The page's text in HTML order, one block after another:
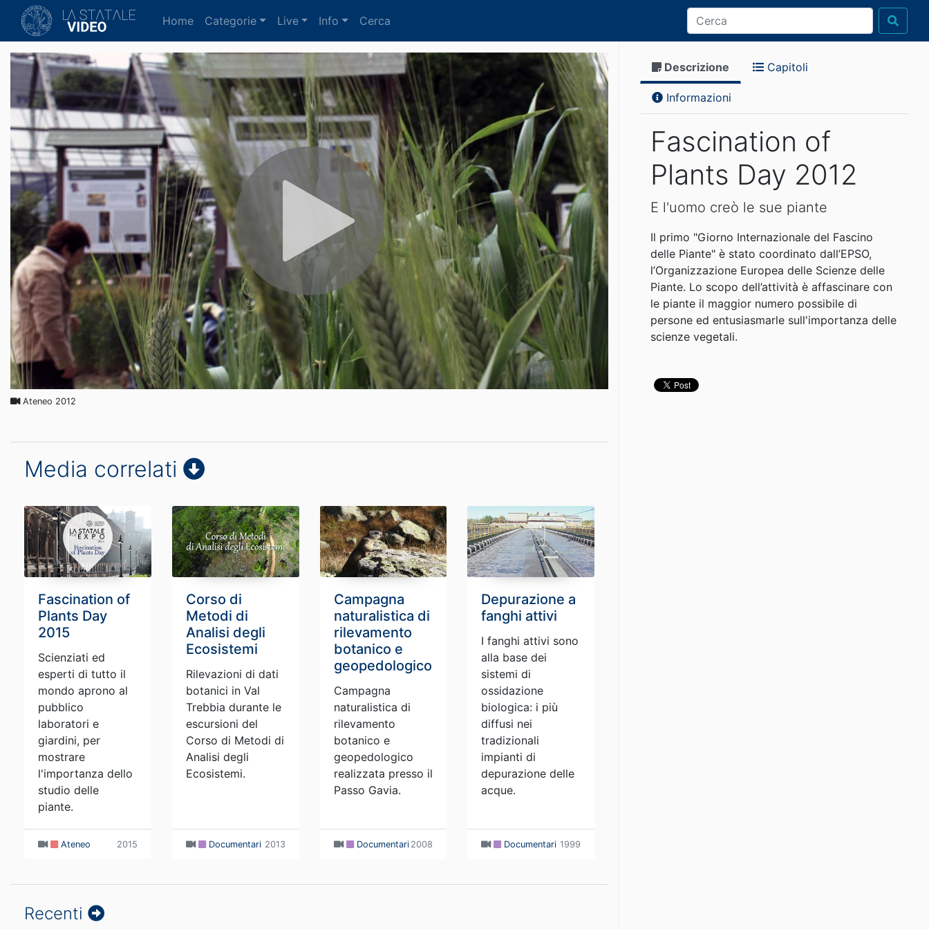
Home(current)
Categorie Live Info Cerca
Ateneo 2012
Media correlati
Fascination of
Plants Day
2015
Scienziati ed
esperti di tutto il
mondo aprono al
pubblico
laboratori e
giardini, per
mostrare
l'importanza dello
studio delle
piante.
Ateneo 2015
Corso di
Metodi di
Analisi degli
Ecosistemi
Rilevazioni di dati
botanici in Val
Trebbia durante le
escursioni del
Corso di Metodi di
Analisi degli
Ecosistemi.
Documentari 2013
Campagna
naturalistica di
rilevamento
botanico e
geopedologico
Campagna
naturalistica di
rilevamento
botanico e
geopedologico
realizzata presso il
Passo Gavia.
Documentari 2008
Depurazione a
fanghi attivi
I fanghi attivi sono
alla base dei
sistemi di
ossidazione
biologica: i più
diffusi nei
tradizionali
impianti di
depurazione delle
acque.
Documentari 1999
Recenti
Descrizione Capitoli
Informazioni
Fascination of
Plants Day 2012
E l'uomo creò le sue piante
Il primo "Giorno Internazionale del Fascino
delle Piante" è stato coordinato dall’EPSO,
l’Organizzazione Europea delle Scienze delle
Piante. Lo scopo dell’attività è affascinare con
le piante il maggior numero possibile di
persone ed entusiasmarle sull'importanza delle
scienze vegetali.